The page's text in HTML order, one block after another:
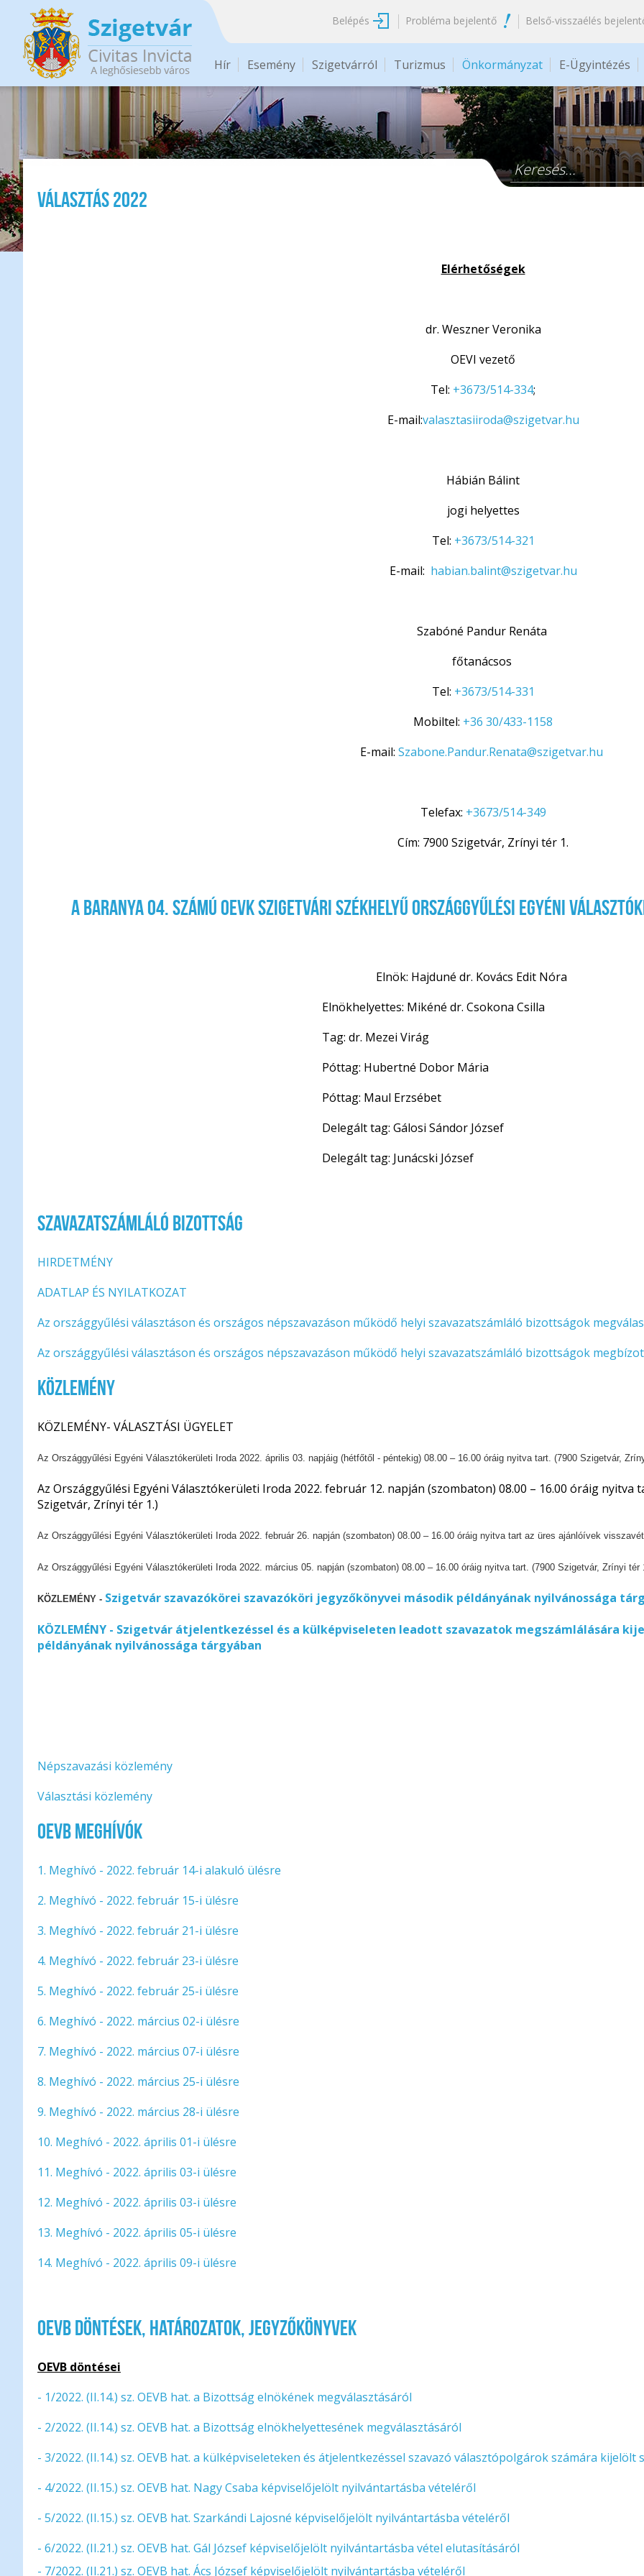
Ugrás a tartalomra
Belépés Probléma bejelentő Belső-visszaélés
Hír Esemény Szigetvárról Turizmus Önkormányzat E-Ügyintézés
Keresés űrlap
Választás 2022
Elérhetőségek
dr. Weszner Veronika
OEVI vezető
Tel: +3673/514-334;
E-mail:valasztasiiroda@szigetvar.hu
Hábián Bálint
jogi helyettes
Tel: +3673/514-321
E-mail: habian.balint@szigetvar.hu
Szabóné Pandur Renáta
főtanácsos
Tel: +3673/514-331
Mobiltel: +36 30/433-1158
E-mail: Szabone.Pandur.Renata@szigetvar.hu
Telefax: +3673/514-349
Cím: 7900 Szigetvár, Zrínyi tér 1.
A Baranya 04. számú OEVK szigetvári székhelyű Országgyűlési Egyéni
Elnök: Hajduné dr. Kovács Edit Nóra
Elnökhelyettes: Mikéné dr. Csokona
Tag: dr. Mezei Virág
Póttag: Hubertné Dobor
Póttag: Maul Erzsébet
Delegált tag: Gálosi Sándor József
Delegált tag: Junácski József
Szavazatszámláló bizottság
HIRDETMÉNY
ADATLAP ÉS NYILATKOZAT
Az országgyűlési választáson és országos népszavazáson működő helyi szavazatszámláló bizottságok
Az országgyűlési választáson és országos népszavazáson működő helyi szavazatszámláló bizottságok
Közlemény
KÖZLEMÉNY- VÁLASZTÁSI ÜGYELET
Az Országgyűlési Egyéni Választókerületi Iroda 2022. április 03. napjáig (hétfőtől - péntekig) 08.00 – 16.00 óráig nyitva tart. (7900 Szigetvár,
Az Országgyűlési Egyéni Választókerületi Iroda 2022. február 12. napján (szombaton) 08.00 – 16.00 óráig nyitva
Szigetvár, Zrínyi tér 1.)
Az Országgyűlési Egyéni Választókerületi Iroda 2022. február 26. napján (szombaton) 08.00 – 16.00 óráig nyitva tart az üres ajánlóívek
Az Országgyűlési Egyéni Választókerületi Iroda 2022. március 05. napján (szombaton) 08.00 – 16.00 óráig nyitva tart. (7900 Szigetvár, Zrínyi tér
KÖZLEMÉNY - Szigetvár szavazókörei szavazóköri jegyzőkönyvei második példányának nyilvánossága
KÖZLEMÉNY - Szigetvár átjelentkezéssel és a külképviseleten leadott szavazatok megszámlálására
példányának nyilvánossága tárgyában
Népszavazási közlemény
Választási közlemény
OEVB meghívók
1. Meghívó - 2022. február 14-i alakuló ülésre
2. Meghívó - 2022. február 15-i ülésre
3. Meghívó - 2022. február 21-i ülésre
4. Meghívó - 2022. február 23-i ülésre
5. Meghívó - 2022. február 25-i ülésre
6. Meghívó - 2022. március 02-i ülésre
7. Meghívó - 2022. március 07-i ülésre
8. Meghívó - 2022. március 25-i ülésre
9. Meghívó - 2022. március 28-i ülésre
10. Meghívó - 2022. április 01-i ülésre
11. Meghívó - 2022. április 03-i ülésre
12. Meghívó - 2022. április 03-i ülésre
13. Meghívó - 2022. április 05-i ülésre
14. Meghívó - 2022. április 09-i ülésre
OEVB döntések, határozatok, jegyzőkönyvek
OEVB döntései
- 1/2022. (II.14.) sz. OEVB hat. a Bizottság elnökének megválasztásáról
- 2/2022. (II.14.) sz. OEVB hat. a Bizottság elnökhelyettesének megválasztásáról
- 3/2022. (II.14.) sz. OEVB hat. a külképviseleteken és átjelentkezéssel szavazó választópolgárok számára kijelölt
- 4/2022. (II.15.) sz. OEVB hat. Nagy Csaba képviselőjelölt nyilvántartásba vételéről
- 5/2022. (II.15.) sz. OEVB hat. Szarkándi Lajosné képviselőjelölt nyilvántartásba vételéről
- 6/2022. (II.21.) sz. OEVB hat. Gál József képviselőjelölt nyilvántartásba vétel elutasításáról
- 7/2022. (II.21.) sz. OEVB hat. Ács József képviselőjelölt nyilvántartásba vételéről